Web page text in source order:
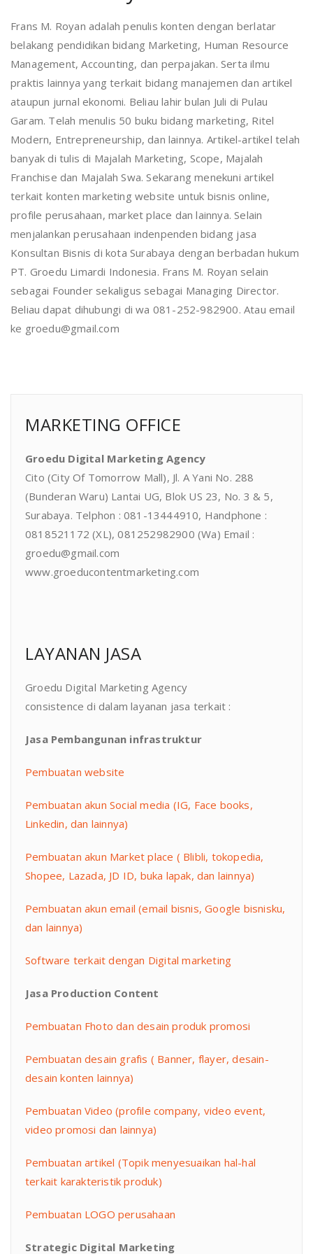
Frans M. Royan adalah penulis konten dengan berlatar
belakang pendidikan bidang Marketing, Human Resource
Management, Accounting, dan perpajakan. Serta ilmu
praktis lainnya yang terkait bidang manajemen dan artikel
ataupun jurnal ekonomi. Beliau lahir bulan Juli di Pulau
Garam. Telah menulis 50 buku bidang marketing, Ritel
Modern, Entrepreneurship, dan lainnya. Artikel-artikel telah
banyak di tulis di Majalah Marketing, Scope, Majalah
Franchise dan Majalah Swa. Sekarang menekuni artikel
terkait konten marketing website untuk bisnis online,
profile perusahaan, market place dan lainnya. Selain
menjalankan perusahaan indenpenden bidang jasa
Konsultan Bisnis di kota Surabaya dengan berbadan hukum
PT. Groedu Limardi Indonesia. Frans M. Royan selain
sebagai Founder sekaligus sebagai Managing Director.
Beliau dapat dihubungi di wa 081-252-982900. Atau email
ke groedu@gmail.com
MARKETING OFFICE
Groedu Digital Marketing Agency
Cito (City Of Tomorrow Mall), Jl. A Yani No. 288
(Bunderan Waru) Lantai UG, Blok US 23, No. 3 & 5,
Surabaya. Telphon : 081-13444910, Handphone :
0818521172 (XL), 081252982900 (Wa) Email :
groedu@gmail.com
www.groeducontentmarketing.com
LAYANAN JASA
Groedu Digital Marketing Agency
consistence di dalam layanan jasa terkait :
Jasa Pembangunan infrastruktur
Pembuatan website
Pembuatan akun Social media (IG, Face books,
Linkedin, dan lainnya)
Pembuatan akun Market place ( Blibli, tokopedia,
Shopee, Lazada, JD ID, buka lapak, dan lainnya)
Pembuatan akun email (email bisnis, Google bisnisku,
dan lainnya)
Software terkait dengan Digital marketing
Jasa Production Content
Pembuatan Fhoto dan desain produk promosi
Pembuatan desain grafis ( Banner, flayer, desain-
desain konten lainnya)
Pembuatan Video (profile company, video event,
video promosi dan lainnya)
Pembuatan artikel (Topik menyesuaikan hal-hal
terkait karakteristik produk)
Pembuatan LOGO perusahaan
Strategic Digital Marketing